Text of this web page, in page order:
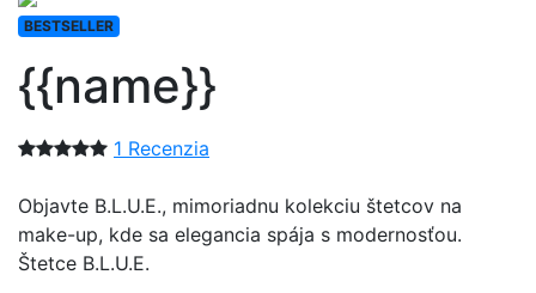
BESTSELLER
{{name}}
1 Recenzia
Objavte B.L.U.E., mimoriadnu kolekciu štetcov na
make-up, kde sa elegancia spája s modernosťou.
Štetce B.L.U.E.